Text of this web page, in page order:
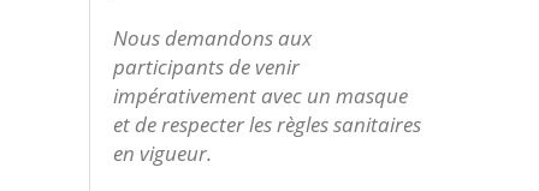
Nous demandons aux
participants de venir
impérativement avec un masque
et de respecter les règles sanitaires
en vigueur.